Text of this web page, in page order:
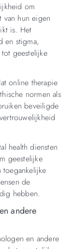
om
van hun eigen
is. Het
en stigma,
geestelijke
online therapie
normen als
beveiligde
health diensten
geestelijke
de
hebben.
andere
en andere